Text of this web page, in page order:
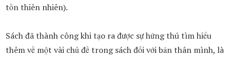
tồn thiên nhiên).
Sách đã thành công khi tạo ra được sự hứng thú tìm hiểu
thêm về một vài chủ đề trong sách đối với bản thân mình, là